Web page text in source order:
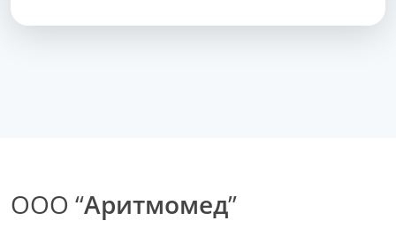
ООО “Аритмомед”